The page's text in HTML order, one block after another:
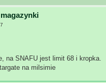
na SNAFU jest limit 68 i kropka.
na milsimie